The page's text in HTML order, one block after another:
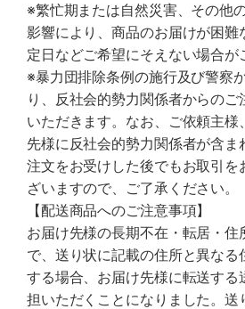
※繁忙期または自然災害、その他
影響により、商品のお届けが困難
定日などご希望にそえない場合が
※暴力団排除条例の施行及び警察
り、反社会的勢力関係者からのご
いただきます。なお、ご依頼主様
先様に反社会的勢力関係者が含
注文をお受けした後でもお取引を
ざいますので、ご了承ください。
【配送商品へのご注意事項】
お届け先様の長期不在・転居・住
で、送り状に記載の住所と異なる
する場合、お届け先様に転送する
担いただくことになりました。送